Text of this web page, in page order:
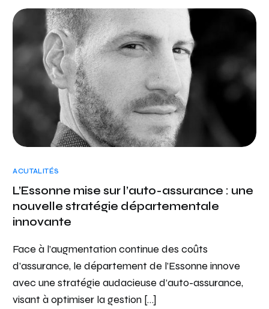
ACUTALITÉS
L’Essonne mise sur l’auto-assurance : une
nouvelle stratégie départementale
innovante
Face à l’augmentation continue des coûts
d’assurance, le département de l’Essonne innove
avec une stratégie audacieuse d’auto-assurance,
visant à optimiser la gestion […]